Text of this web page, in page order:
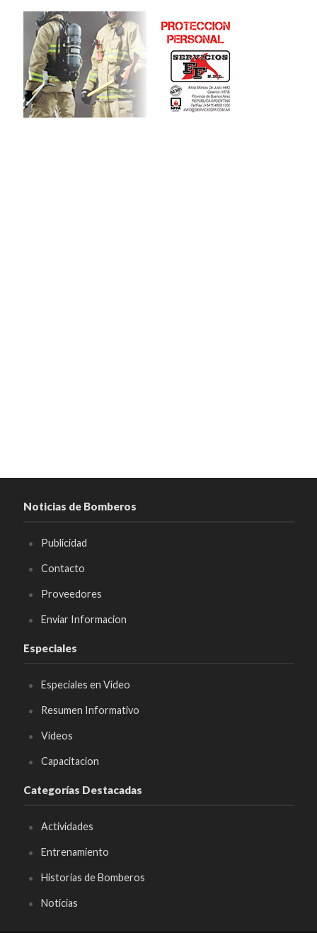
Noticias de Bomberos
Publicidad
Contacto
Proveedores
Enviar Informacion
Especiales
Especiales en Video
Resumen Informativo
Videos
Capacitacion
Categorías Destacadas
Actividades
Entrenamiento
Historias de Bomberos
Noticias